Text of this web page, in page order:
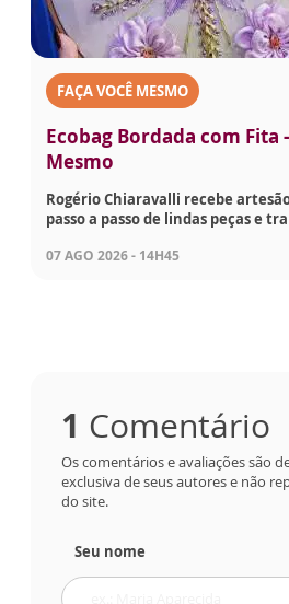
FAÇA VOCÊ MESMO
Ecobag Bordada com Fita
Mesmo
Rogério Chiaravalli recebe
passo a passo de lindas peças e
07 AGO 2026 - 14H45
1 Comentário
Os comentários e avaliações são
exclusiva de seus autores e não
do site.
Seu nome